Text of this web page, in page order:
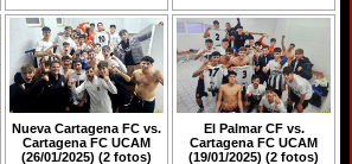
Nueva Cartagena FC vs.
Cartagena FC UCAM
(26/01/2025) (2 fotos)
El Palmar CF vs.
Cartagena FC UCAM
(19/01/2025) (2 fotos)